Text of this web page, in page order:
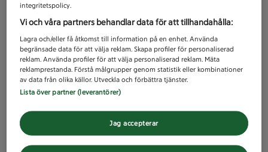
integritetspolicy.
Vi och våra partners behandlar data för att tillhandahålla:
Lagra och/eller få åtkomst till information på en enhet. Använda
begränsade data för att välja reklam. Skapa profiler för personaliserad
reklam. Använda profiler för att välja personaliserad reklam. Mäta
reklamprestanda. Förstå målgrupper genom statistik eller kombinationer
av data från olika källor. Utveckla och förbättra tjänster.
Lista över partner (leverantörer)
Jag accepterar